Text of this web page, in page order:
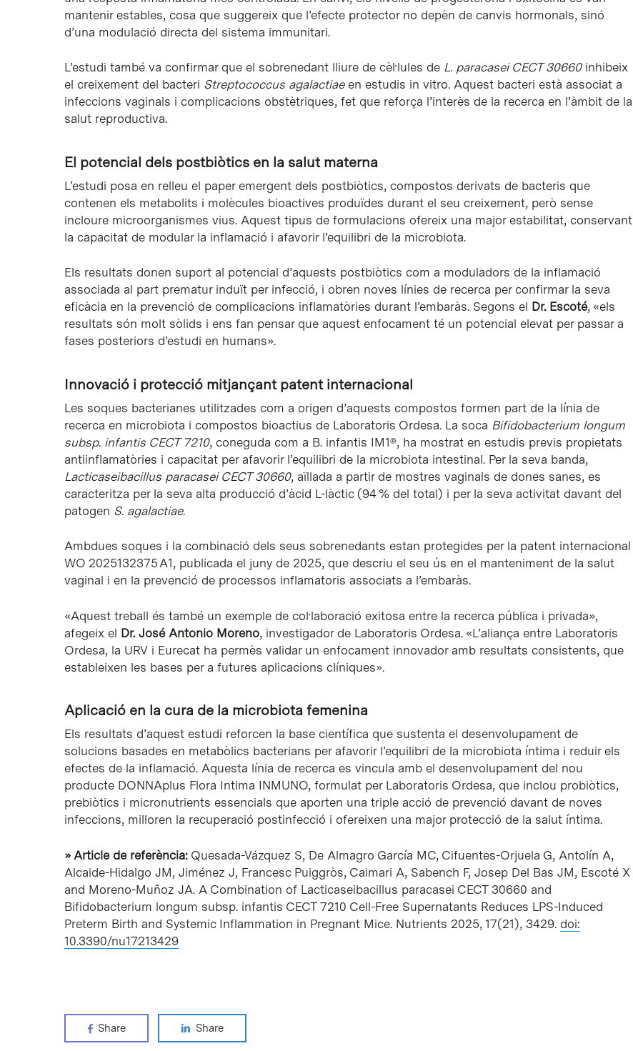
mantenir estables, cosa que suggereix que l’efecte protector no depèn de canvis hormonals, sinó
d’una modulació directa del sistema immunitari.
L’estudi també va confirmar que el sobrenedant lliure de cèl·lules de L. paracasei CECT 30660inhibeix
el creixement del bacteri Streptococcus agalactiaeen estudis in vitro. Aquest bacteri està associat a
infeccions vaginals i complicacions obstètriques, fet que reforça l’interès de la recerca en l’àmbit de la
salut reproductiva.
El potencial dels postbiòtics en la salut materna
L’estudi posa en relleu el paper emergent dels postbiòtics, compostos derivats de bacteris que
contenen els metabolits i molècules bioactives produïdes durant el seu creixement, però sense
incloure microorganismes vius. Aquest tipus de formulacions ofereix una major estabilitat, conservant
la capacitat de modular la inflamació i afavorir l’equilibri de la microbiota.
Els resultats donen suport al potencial d’aquests postbiòtics com a moduladors de la inflamació
associada al part prematur induït per infecció, i obren noves línies de recerca per confirmar la seva
eficàcia en la prevenció de complicacions inflamatòries durant l’embaràs. Segons el Dr. Escoté, «els
resultats són molt sòlids i ens fan pensar que aquest enfocament té un potencial elevat per passar a
fases posteriors d’estudi en humans».
Innovació i protecció mitjançant patent internacional
Les soques bacterianes utilitzades com a origen d’aquests compostos formen part de la línia de
recerca en microbiota i compostos bioactius de Laboratoris Ordesa. La soca Bifidobacterium longum
subsp. infantis CECT 7210, coneguda com a B. infantis IM1®, ha mostrat en estudis previs propietats
antiinflamatòries i capacitat per afavorir l’equilibri de la microbiota intestinal. Per la seva banda,
Lacticaseibacillus paracasei CECT 30660, aïllada a partir de mostres vaginals de dones sanes, es
caracteritza per la seva alta producció d’àcid L-làctic (94 % del total) i per la seva activitat davant del
patogen S. agalactiae.
Ambdues soques i la combinació dels seus sobrenedants estan protegides per la patent internacional
WO 2025132375 A1, publicada el juny de 2025, que descriu el seu ús en el manteniment de la salut
vaginal i en la prevenció de processos inflamatoris associats a l’embaràs.
«Aquest treball és també un exemple de col·laboració exitosa entre la recerca pública i privada»,
afegeix el Dr. José Antonio Moreno, investigador de Laboratoris Ordesa. «L’aliança entre Laboratoris
Ordesa, la URV i Eurecat ha permès validar un enfocament innovador amb resultats consistents, que
estableixen les bases per a futures aplicacions clíniques».
Aplicació en la cura de la microbiota femenina
Els resultats d’aquest estudi reforcen la base científica que sustenta el desenvolupament de
solucions basades en metabòlics bacterians per afavorir l’equilibri de la microbiota íntima i reduir els
efectes de la inflamació. Aquesta línia de recerca es vincula amb el desenvolupament del nou
producte DONNAplus Flora Intima INMUNO, formulat per Laboratoris Ordesa, que inclou probiòtics,
prebiòtics i micronutrients essencials que aporten una triple acció de prevenció davant de noves
infeccions, milloren la recuperació postinfecció i ofereixen una major protecció de la salut íntima.
» Article de referència: Quesada-Vázquez S, De Almagro García MC, Cifuentes-Orjuela G, Antolín A,
Alcaide-Hidalgo JM, Jiménez J, Francesc Puiggròs, Caimari A, Sabench F, Josep Del Bas JM, Escoté X
and Moreno-Muñoz JA. A Combination of Lacticaseibacillus paracasei CECT 30660 and
Bifidobacterium longum subsp. infantis CECT 7210 Cell-Free Supernatants Reduces LPS-Induced
Preterm Birth and Systemic Inflammation in Pregnant Mice. Nutrients 2025, 17(21), 3429. doi:
10.3390/nu17213429
Share Share